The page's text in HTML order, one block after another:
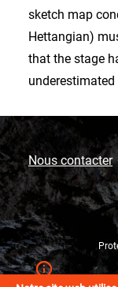
sketch map
Hettangian)
that the stage
Nous contacter